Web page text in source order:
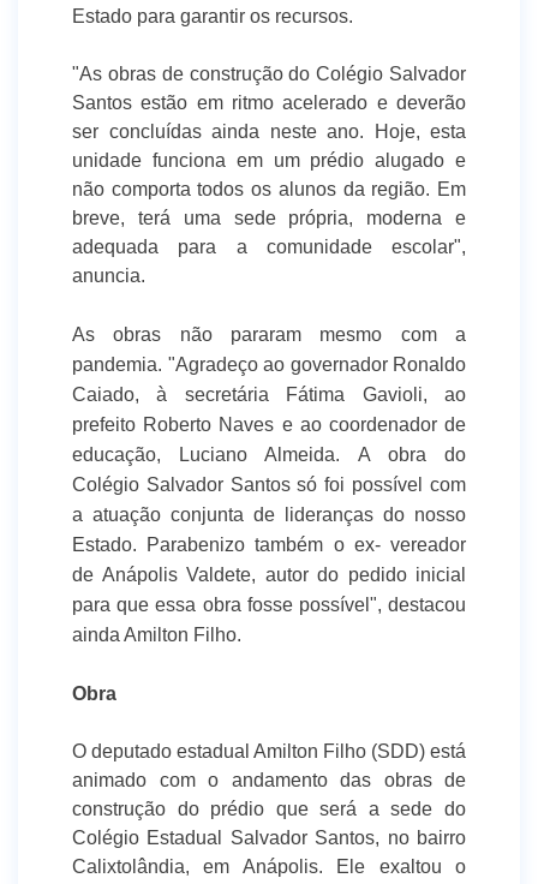
Estado para garantir os recursos.
"As obras de construção do Colégio Salvador
Santos estão em ritmo acelerado e deverão
ser concluídas ainda neste ano. Hoje, esta
unidade funciona em um prédio alugado e
não comporta todos os alunos da região. Em
breve, terá uma sede própria, moderna e
adequada para a comunidade escolar",
anuncia.
As obras não pararam mesmo com a
pandemia. "Agradeço ao governador Ronaldo
Caiado, à secretária Fátima Gavioli, ao
prefeito Roberto Naves e ao coordenador de
educação, Luciano Almeida. A obra do
Colégio Salvador Santos só foi possível com
a atuação conjunta de lideranças do nosso
Estado. Parabenizo também o ex- vereador
de Anápolis Valdete, autor do pedido inicial
para que essa obra fosse possível", destacou
ainda Amilton Filho.
Obra
O deputado estadual Amilton Filho (SDD) está
animado com o andamento das obras de
construção do prédio que será a sede do
Colégio Estadual Salvador Santos, no bairro
Calixtolândia, em Anápolis. Ele exaltou o